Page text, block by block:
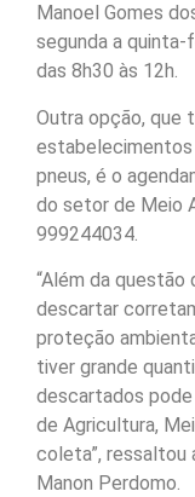
Manoel Gomes
segunda a
das 8h30 às 12h.
Outra opção, que
estabelecimentos
pneus, é o
do setor de Meio
999244034.
“Além da
descartar
proteção
tiver grande
descartados
de Agricultura,
coleta”, ressaltou
Manon Perdomo.